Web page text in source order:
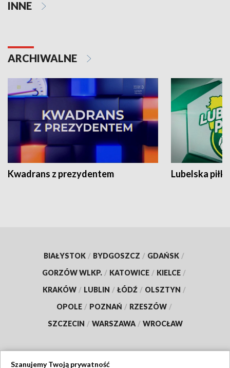
INNE
ARCHIWALNE
Kwadrans z prezydentem Lubelska piłka
BIAŁYSTOK / BYDGOSZCZ / GDAŃSK /
GORZÓW WLKP. / KATOWICE / KIELCE /
KRAKÓW / LUBLIN / ŁÓDŹ / OLSZTYN /
OPOLE / POZNAŃ / RZESZÓW /
SZCZECIN / WARSZAWA / WROCŁAW
Szanujemy Twoją prywatność